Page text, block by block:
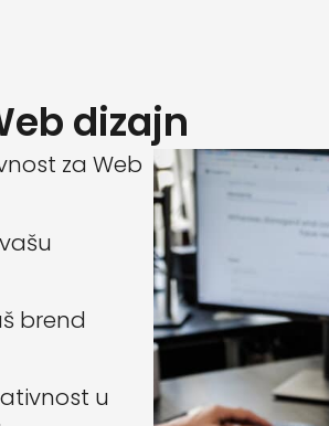
dizajn
za Web
brend
u